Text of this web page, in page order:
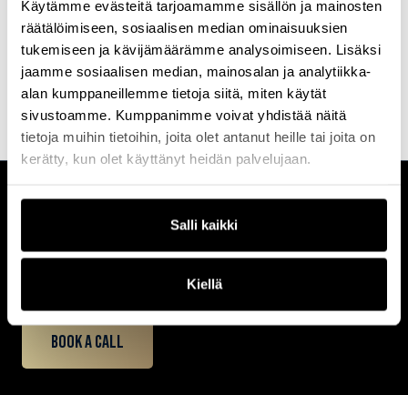
Käytämme evästeitä tarjoamamme sisällön ja mainosten
räätälöimiseen, sosiaalisen median ominaisuuksien
tukemiseen ja kävijämäärämme analysoimiseen. Lisäksi
jaamme sosiaalisen median, mainosalan ja analytiikka-
alan kumppaneillemme tietoja siitä, miten käytät
sivustoamme. Kumppanimme voivat yhdistää näitä
tietoja muihin tietoihin, joita olet antanut heille tai joita on
kerätty, kun olet käyttänyt heidän palvelujaan.
Salli kaikki
Kiellä
Laura vahvuus on organisaation kokonaisvaltaisessa, strategisessa
viestintäkyvykkyyden kehittämisessä. Nykyisin Laura työskentelee
enimmäkseen johtamisviestinnän kehittämisen parissa, mutta
viestinnän sparraamista.
Keilaranta 1 A, 02150 Espoo
+358 (0)20 780 6220
Book a call